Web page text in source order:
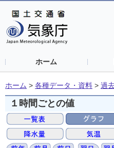
ホーム
ホーム > 各種データ・資料 > 過
１時間ごとの値